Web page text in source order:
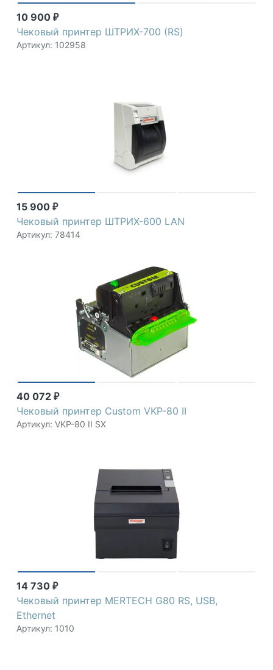
10 900 ₽
Чековый принтер ШТРИХ-700 (RS)
Артикул: 102958
15 900 ₽
Чековый принтер ШТРИХ-600 LAN
Артикул: 78414
40 072 ₽
Чековый принтер Custom VKP-80 II
Артикул: VKP-80 II SX
14 730 ₽
Чековый принтер MERTECH G80 RS, USB,
Ethernet
Артикул: 1010